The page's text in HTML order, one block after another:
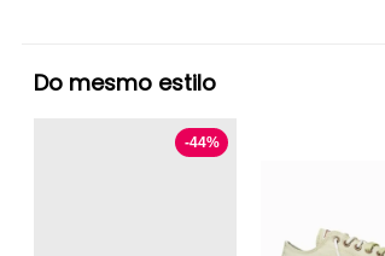
• Bico: Arredondado
• Fechamento: Cadarço
• Sola: Sintética com 2cm de altura
• Paleta de cores: Tons neutros
POR QUE ESSA PEÇA É DESTAQUE?
Este tênis alia praticidade, conforto e
Do mesmo estilo
-44%